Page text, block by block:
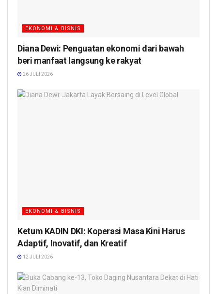
EKONOMI & BISNIS
Diana Dewi: Penguatan ekonomi dari bawah
beri manfaat langsung ke rakyat
26 JULI 2026
EKONOMI & BISNIS
Ketum KADIN DKI: Koperasi Masa Kini Harus
Adaptif, Inovatif, dan Kreatif
12 JULI 2026